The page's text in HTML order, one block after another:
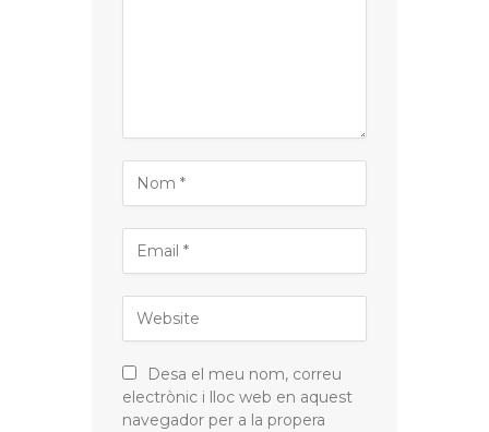
Desa el meu nom, correu
electrònic i lloc web en aquest
navegador per a la propera